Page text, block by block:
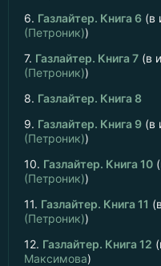
6. Газлайтер. Книга 6 (в
(Петроник))
7. Газлайтер. Книга 7 (в
(Петроник))
8. Газлайтер. Книга 8
9. Газлайтер. Книга 9 (в
(Петроник))
10. Газлайтер. Книга 10
(Петроник))
11. Газлайтер. Книга 11
(Петроник))
12. Газлайтер. Книга 12
Максимова)